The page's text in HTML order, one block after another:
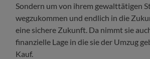
Sondern um von ihrem gewalttätigen
wegzukommen und endlich in die
eine sichere Zukunft. Da nimmt sie
finanzielle Lage in die sie der Umzug
Kauf.